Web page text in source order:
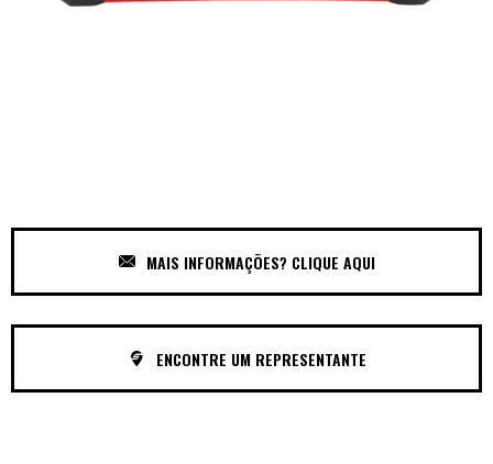
MAIS INFORMAÇÕES? CLIQUE AQUI
ENCONTRE UM REPRESENTANTE